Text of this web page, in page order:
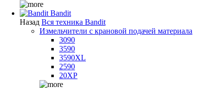
Bandit
Назад Вся техника Bandit
Измельчители с крановой подачей материала
3090
3590
3590XL
2590
20XP